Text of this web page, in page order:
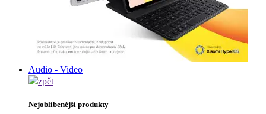
Audio - Video
zpět
Nejoblíbenější produkty